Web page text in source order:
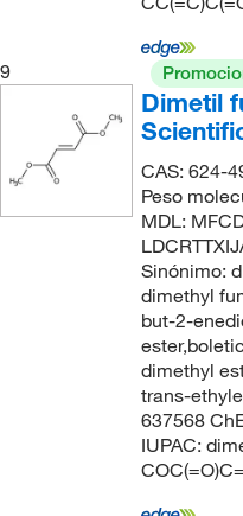
9
Dimetil
CAS: 624-
Peso
MDL:
Sinónimo:
dimethyl
but-2-
dimethyl
trans-
637568
IUPAC: